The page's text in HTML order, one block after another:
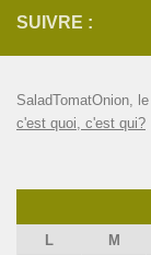
SUIVRE :
SaladTomatOnion,
c'est quoi, c'est qui?
L
M